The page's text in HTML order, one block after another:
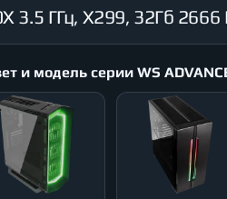
и модель серии WS